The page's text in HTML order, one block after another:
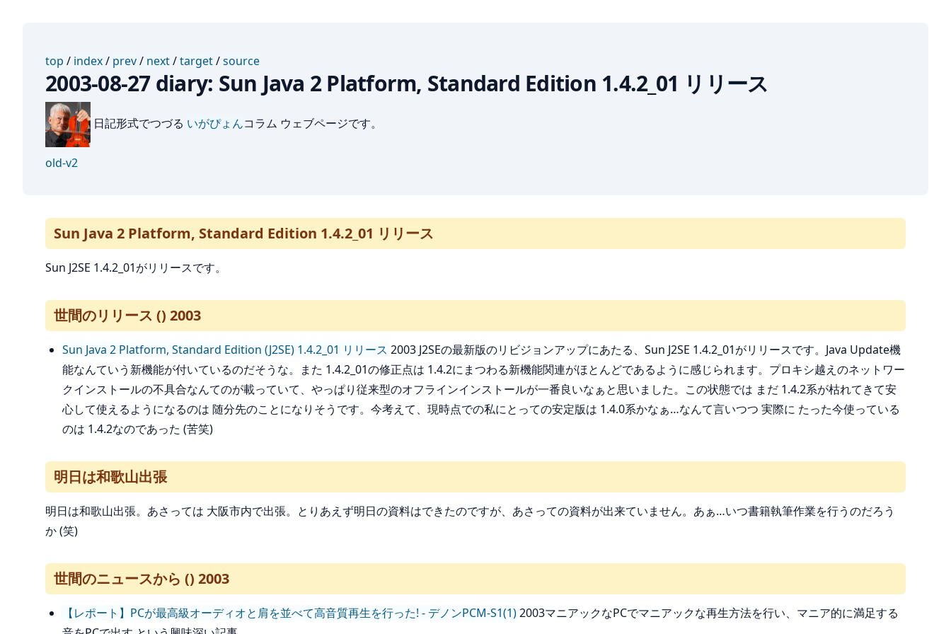
top / index/ prev/ next/target/source
2003-08-27 diary: Sun Java 2 Platform, Standard Edition 1.4.2_01 リリース
日記形式でつづる いがぴょんコラム ウェブページです。
old-v2
Sun Java 2 Platform, Standard Edition 1.4.2_01 リリース
Sun J2SE 1.4.2_01がリリースです。
世間のリリース () 2003
Sun Java 2 Platform, Standard Edition (J2SE) 1.4.2_01 リリース 2003 J2SEの最新版のリビジョンアップにあたる、Sun J2SE 1.4.2_01がリリースです。Java Update機
能なんていう新機能が付いているのだそうな。また 1.4.2_01の修正点は 1.4.2にまつわる新機能関連がほとんどであるように感じられます。プロキシ越えのネットワー
クインストールの不具合なんてのが載っていて、やっぱり従来型のオフラインインストールが一番良いなぁと思いました。この状態では まだ 1.4.2系が枯れてきて安
心して使えるようになるのは 随分先のことになりそうです。今考えて、現時点での私にとっての安定版は 1.4.0系かなぁ…なんて言いつつ 実際に たった今使っている
のは 1.4.2なのであった (苦笑)
明日は和歌山出張
明日は和歌山出張。あさっては 大阪市内で出張。とりあえず明日の資料はできたのですが、あさっての資料が出来ていません。あぁ…いつ書籍執筆作業を行うのだろう
か (笑)
世間のニュースから () 2003
【レポート】PCが最高級オーディオと肩を並べて高音質再生を行った! - デノンPCM-S1(1)2003マニアックなPCでマニアックな再生方法を行い、マニア的に満足する